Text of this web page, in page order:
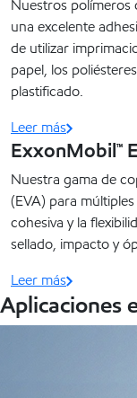
Nuestros polímeros
una excelente
de utilizar
papel, los
plastificado.
Leer más
ExxonMobil™
Nuestra gama de
(EVA) para
cohesiva y la
sellado, impacto y
Leer más
Aplicaciones